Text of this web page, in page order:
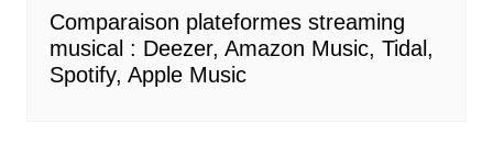
Comparaison plateformes streaming
musical : Deezer, Amazon Music, Tidal,
Spotify, Apple Music